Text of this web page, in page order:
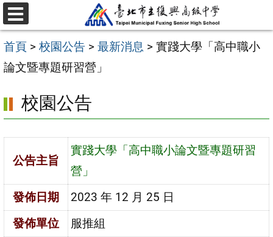
跳
至
主
要
容
區
選
單
首頁 > 校園公告 > 最新消息 > 實踐大學「高中職小
論文暨專題研習營」
校園公告
公告主旨
實踐大學「高中職小論文暨專題研習
營」
發佈日期
2023 年 12 月 25 日
發佈單位
服推組